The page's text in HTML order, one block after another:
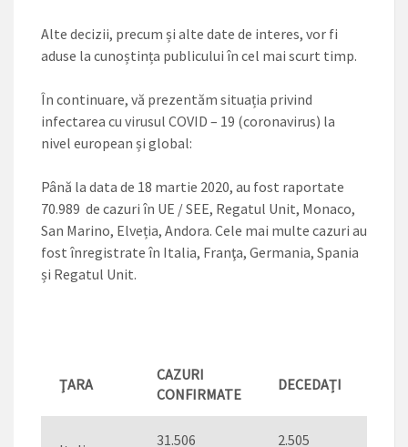
Alte decizii, precum și alte date de interes, vor fi
aduse la cunoștința publicului în cel mai scurt timp.
În continuare, vă prezentăm situația privind
infectarea cu virusul COVID – 19 (coronavirus) la
nivel european și global:
Până la data de 18 martie 2020, au fost raportate
70.989 de cazuri în UE / SEE, Regatul Unit, Monaco,
San Marino, Elveția, Andora. Cele mai multe cazuri au
fost înregistrate în Italia, Franţa, Germania, Spania
și Regatul Unit.
ŢARA
CAZURI
CONFIRMATE
DECEDAȚI
31.506
2.505